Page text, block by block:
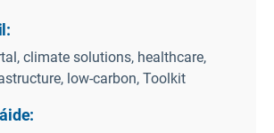
climate solutions, healthcare,
low-carbon, Toolkit